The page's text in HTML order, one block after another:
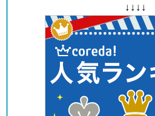
↓↓↓↓